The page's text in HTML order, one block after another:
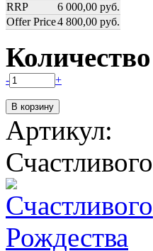
RRP
6 000,00 руб.
Offer Price4 800,00 руб.
Количество
- +
Артикул: